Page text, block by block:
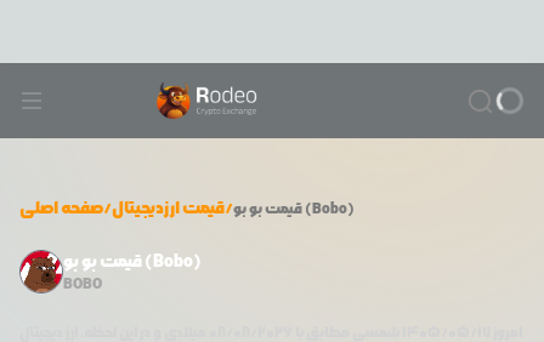
صفحه اصلی/قیمت ارزدیجیتال/ قیمتبو بو (Bobo)
قیمت بو بو (Bobo)
BOBO